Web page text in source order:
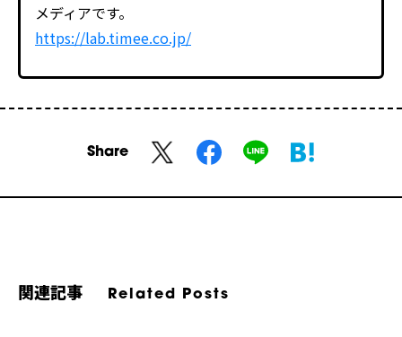
メディアです。
https://lab.timee.co.jp/
Share
関連記事 Related Posts